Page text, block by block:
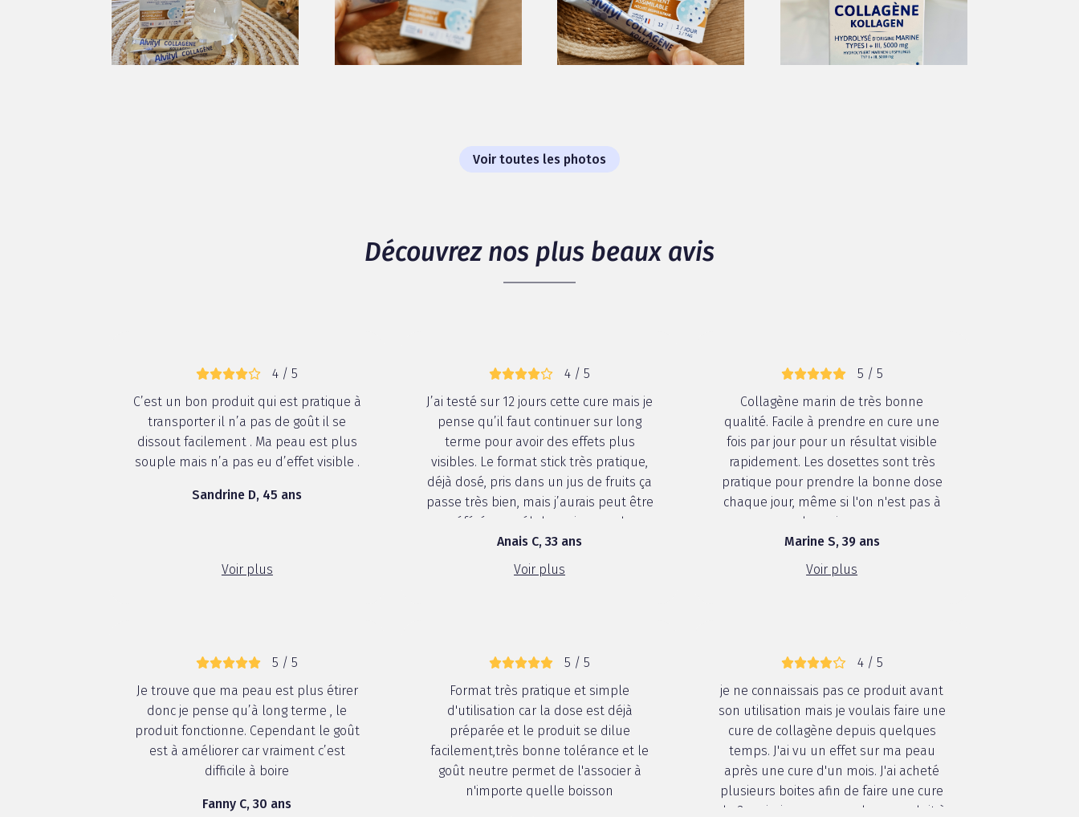
Voir toutes les photos
Découvrez nos plus beaux avis
4 / 5
C’est un bon produit qui est pratique à
transporter il n’a pas de goût il se
dissout facilement . Ma peau est plus
souple mais n’a pas eu d’effet visible .
Sandrine D, 45 ans
Voir plus
4 / 5
J’ai testé sur 12 jours cette cure mais je
pense qu’il faut continuer sur long
terme pour avoir des effets plus
visibles. Le format stick très pratique,
déjà dosé, pris dans un jus de fruits ça
passe très bien, mais j’aurais peut être
préférée en gélule, qui engendre
moins de déchets. J’ai eu quelques
effets positifs sur mes cheveux.
Anais C, 33 ans
Voir plus
5 / 5
Collagène marin de très bonne
qualité. Facile à prendre en cure une
fois par jour pour un résultat visible
rapidement. Les dosettes sont très
pratique pour prendre la bonne dose
chaque jour, même si l'on n'est pas à
la maison.
Marine S, 39 ans
Voir plus
5 / 5
Je trouve que ma peau est plus étirer
donc je pense qu’à long terme , le
produit fonctionne. Cependant le goût
est à améliorer car vraiment c’est
difficile à boire
Fanny C, 30 ans
5 / 5
Format très pratique et simple
d'utilisation car la dose est déjà
préparée et le produit se dilue
facilement,très bonne tolérance et le
goût neutre permet de l'associer à
n'importe quelle boisson
4 / 5
je ne connaissais pas ce produit avant
son utilisation mais je voulais faire une
cure de collagène depuis quelques
temps. J'ai vu un effet sur ma peau
après une cure d'un mois. J'ai acheté
plusieurs boites afin de faire une cure
de 3 mois. je recommande ce produit à